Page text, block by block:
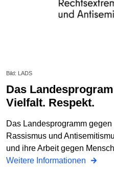
Bild: LADS
Das Landesprogramm Demokratie.
Vielfalt. Respekt.
Das Landesprogramm
Rassismus und
und ihre Arbeit gegen
Weitere Informationen